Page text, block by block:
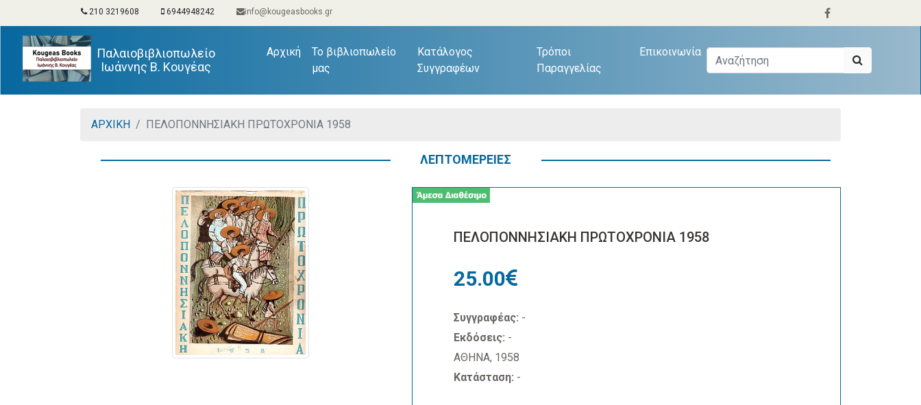
210 3219608 6944948242 info@kougeasbooks.gr
Παλαιοβιβλιοπωλείο
Ιωάννης Β. Κουγέας
Αρχική(current)
Το βιβλιοπωλείο
μας
Κατάλογος
Συγγραφέων
Τρόποι
Παραγγελίας
Επικοινωνία
ΑΡΧΙΚΗ ΠΕΛΟΠΟΝΝΗΣΙΑΚΗ ΠΡΩΤΟΧΡΟΝΙΑ 1958
ΛΕΠΤΟΜΕΡΕΙΕΣ
ΠΕΛΟΠΟΝΝΗΣΙΑΚΗ ΠΡΩΤΟΧΡΟΝΙΑ 1958
25.00
Συγγραφέας: -
Εκδόσεις: -
ΑΘΗΝΑ, 1958
Κατάσταση: -